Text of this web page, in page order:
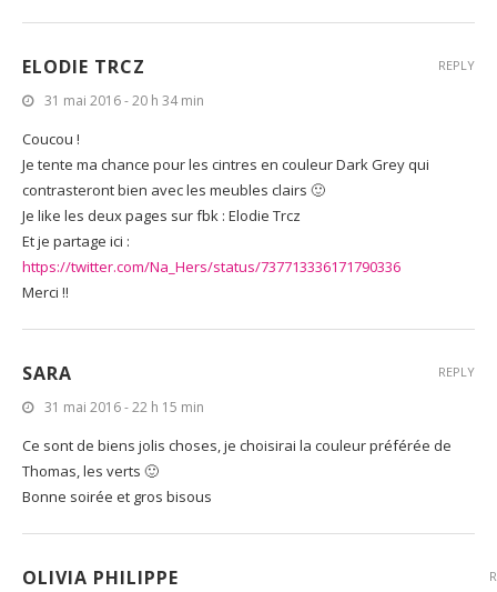
ELODIE TRCZ
31 mai 2016 - 20 h 34 min
Coucou !
Je tente ma chance pour les cintres en couleur Dark Grey qui
contrasteront bien avec les meubles clairs 🙂
Je like les deux pages sur fbk : Elodie Trcz
Et je partage ici :
https://twitter.com/Na_Hers/status/737713336171790336
Merci !!
REPLY
SARA
31 mai 2016 - 22 h 15 min
Ce sont de biens jolis choses, je choisirai la couleur préférée de
Thomas, les verts 🙂
Bonne soirée et gros bisous
REPLY
OLIVIA PHILIPPE